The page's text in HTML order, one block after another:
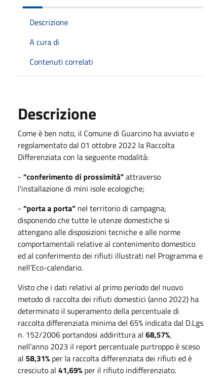
Descrizione
A cura di
Contenuti correlati
Descrizione
Come è ben noto, il Comune di Guarcino ha avviato e
regolamentato dal 01 ottobre 2022 la Raccolta
Differenziata con la seguente modalità:
- “conferimento di prossimità”attraverso
l’installazione di mini isole ecologiche;
- “porta a porta” nel territorio di campagna;
disponendo che tutte le utenze domestiche si
attengano alle disposizioni tecniche e alle norme
comportamentali relative al contenimento domestico
ed al conferimento dei rifiuti illustrati nel Programma e
nell’Eco-calendario.
Visto che i dati relativi al primo periodo del nuovo
metodo di raccolta dei rifiuti domestici (anno 2022) ha
determinato il superamento della percentuale di
raccolta differenziata minima del 65% indicata dal D.Lgs
n. 152/2006 portandosi addirittura al 68,57%,
nell’anno 2023 il report percentuale purtroppo è sceso
al 58,31% per la raccolta differenziata dei rifiuti ed è
cresciuto al 41,69% per il rifiuto indifferenziato.